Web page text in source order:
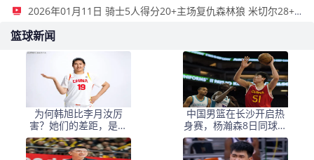
2026年01月11日 骑士5人得分20+主场复仇森林狼 米切尔28+8 爱德华兹25+5
篮球新闻
为何韩旭比李月汝厉
害？她们的差距，是张
子宇选秀顺位暴跌的原
因
中国男篮在长沙开启热
身赛，杨瀚森8日同球队
会合